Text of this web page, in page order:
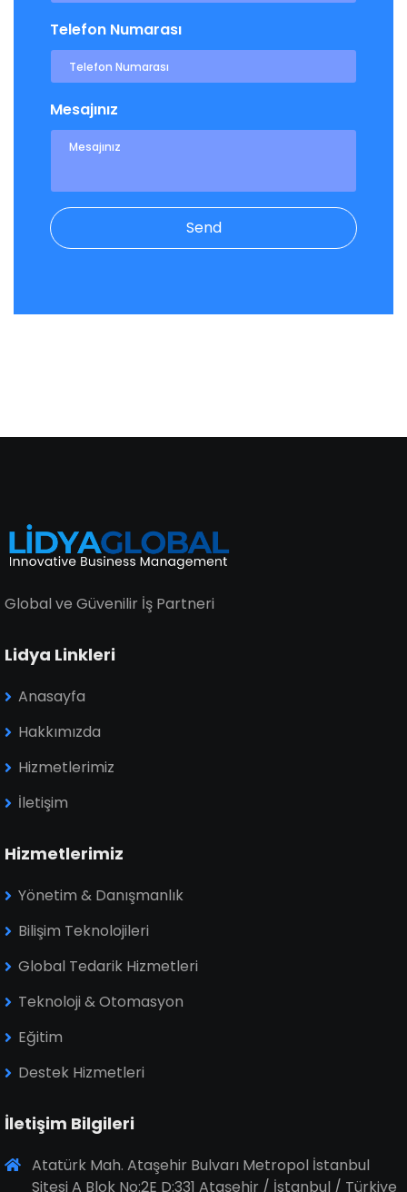
Telefon Numarası
Mesajınız
Send
Global ve Güvenilir İş Partneri
Lidya Linkleri
Anasayfa
Hakkımızda
Hizmetlerimiz
İletişim
Hizmetlerimiz
Yönetim & Danışmanlık
Bilişim Teknolojileri
Global Tedarik Hizmetleri
Teknoloji & Otomasyon
Eğitim
Destek Hizmetleri
İletişim Bilgileri
Atatürk Mah. Ataşehir Bulvarı Metropol İstanbul
Sitesi A Blok No:2E D:331 Ataşehir / İstanbul / Türkiye